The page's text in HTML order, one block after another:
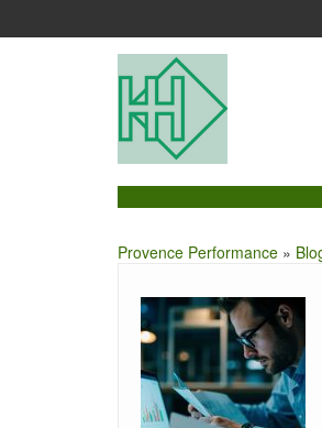
Provence Performance »